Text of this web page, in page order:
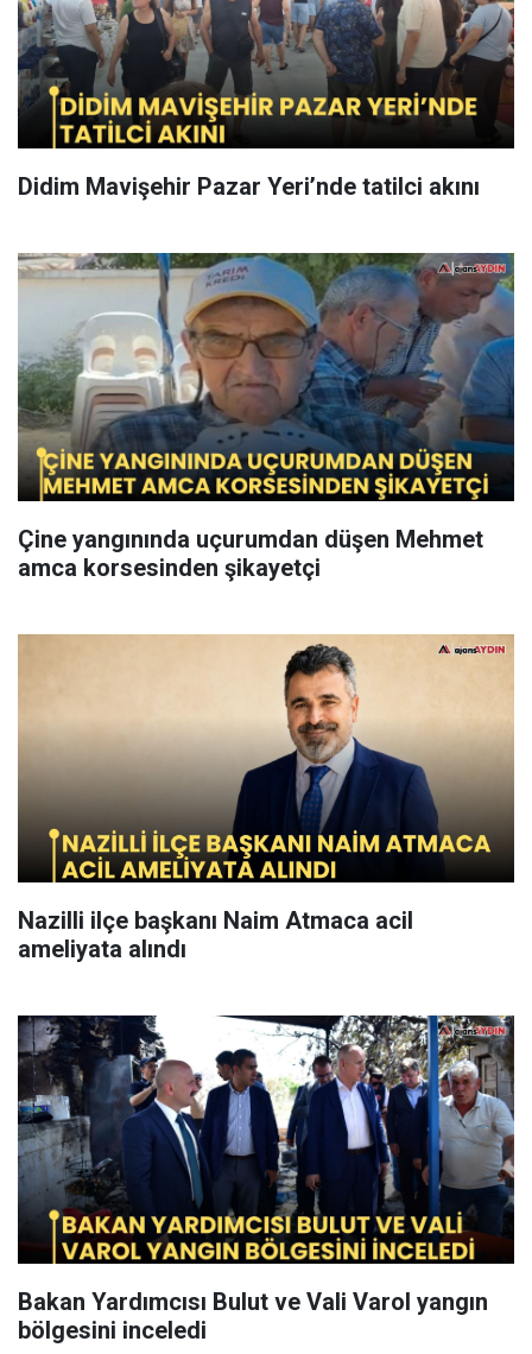
Didim Mavişehir Pazar Yeri’nde tatilci akını
Çine yangınında uçurumdan düşen Mehmet
amca korsesinden şikayetçi
Nazilli ilçe başkanı Naim Atmaca acil
ameliyata alındı
Bakan Yardımcısı Bulut ve Vali Varol yangın
bölgesini inceledi